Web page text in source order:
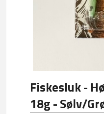
Fiskesluk -
18g - Sølv/